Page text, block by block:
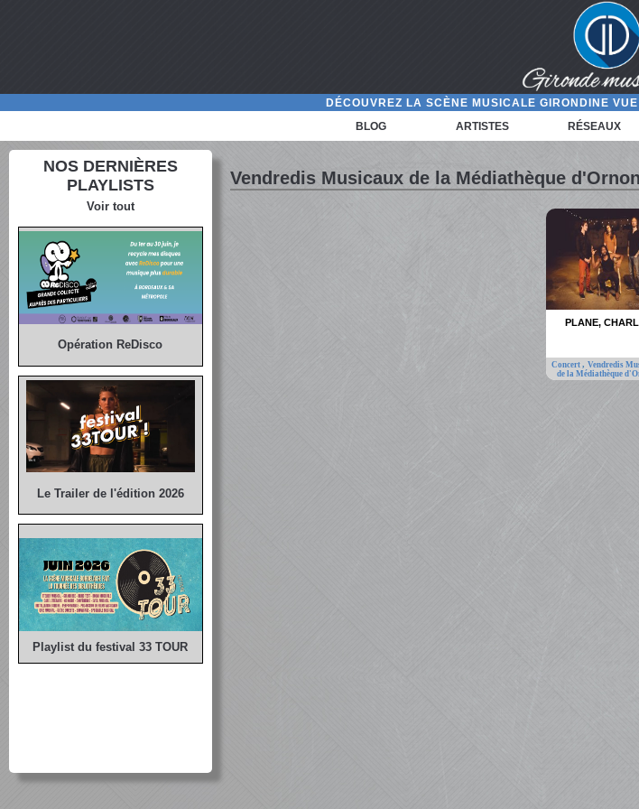
DÉCOUVREZ LA SCÈNE MUSICALE GIRONDINE
BLOG
ARTISTES RÉSEAUX
NOS DERNIÈRES
PLAYLISTS
Voir tout
Opération ReDisco
Le Trailer de l'édition 2026
Playlist du festival 33 TOUR
Vendredis Musicaux de la Médiathèque d'Ornon
PLANE,
Concert , Vendredis
de la Médiathèque